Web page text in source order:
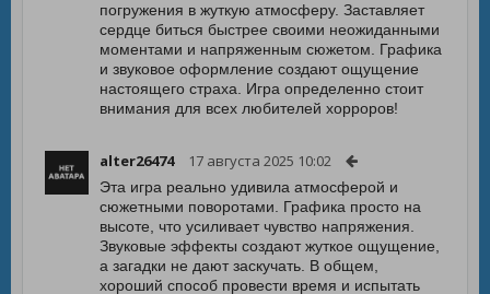
погружения в жуткую атмосферу. Заставляет
сердце биться быстрее своими неожиданными
моментами и напряженным сюжетом. Графика
и звуковое оформление создают ощущение
настоящего страха. Игра определенно стоит
внимания для всех любителей хорроров!
alter26474 17 августа 2025 10:02
Эта игра реально удивила атмосферой и
сюжетными поворотами. Графика просто на
высоте, что усиливает чувство напряжения.
Звуковые эффекты создают жуткое ощущение,
а загадки не дают заскучать. В общем,
хороший способ провести время и испытать